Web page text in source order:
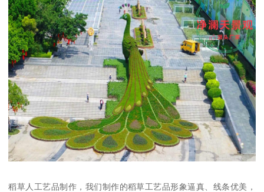
稻草人工艺品制作，我们制作的稻草工艺品形象逼真、线条优美，